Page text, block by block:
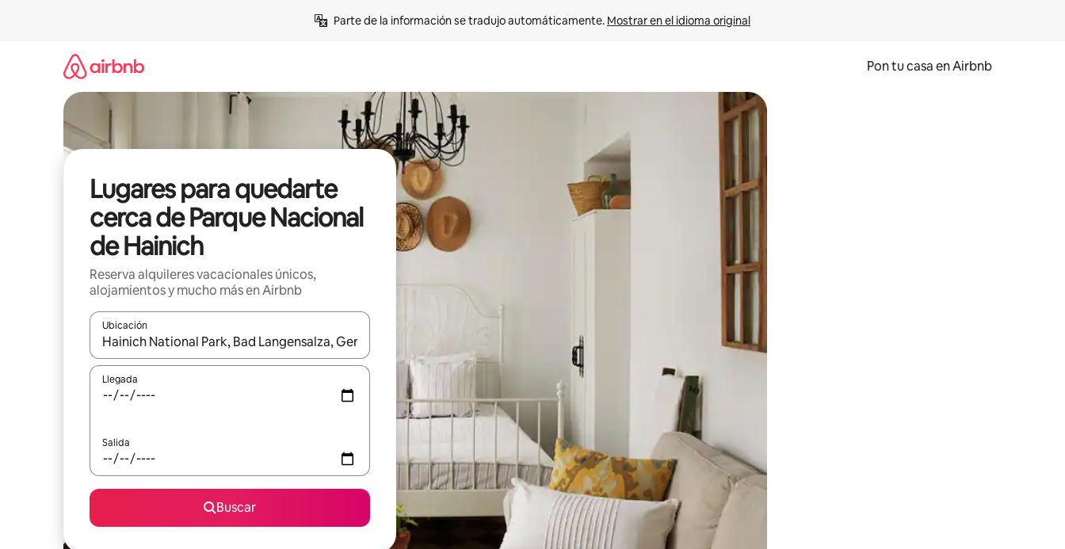
Parte de la información se tradujo automáticamente. Mostrar en el idioma original
Pon tu casa en Airbnb
Lugares para quedarte
cerca de Parque Nacional
de Hainich
Reserva alquileres vacacionales únicos,
alojamientos y mucho más en Airbnb
Ubicación
Cuando los resultados estén disponibles, navega con las teclas de flecha hacia arriba y hacia abajo o explora con el tacto o desliza el dedo.
Llegada
Salida
Buscar